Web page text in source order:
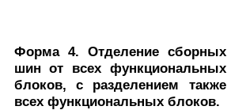
Форма 4. Отделение сборных
шин от всех функциональных
блоков, с разделением также
всех функциональных блоков.